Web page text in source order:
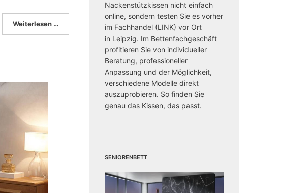
Weiterlesen …
Nackenstützkissen nicht einfach
online, sondern testen Sie es vorher
im Fachhandel (LINK) vor Ort
in Leipzig. Im Bettenfachgeschäft
profitieren Sie von individueller
Beratung, professioneller
Anpassung und der Möglichkeit,
verschiedene Modelle direkt
auszuprobieren. So finden Sie
genau das Kissen, das passt.
Seniorenbett